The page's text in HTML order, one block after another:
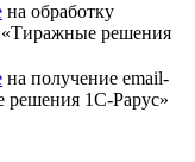
на обработку
решения
на получение email-
1С-Рарус»